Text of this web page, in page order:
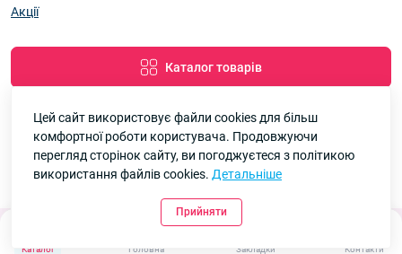
Каталог Головна Закладки Контакти
Акції
Каталог товарів
7км Одеса — Одяг і аксесуари оптом © 2026
Рейтинг
Цей сайт використовує файли cookies для більш
комфортної роботи користувача. Продовжуючи
перегляд сторінок сайту, ви погоджуєтеся з політикою
використання файлів cookies. Детальніше
Прийняти